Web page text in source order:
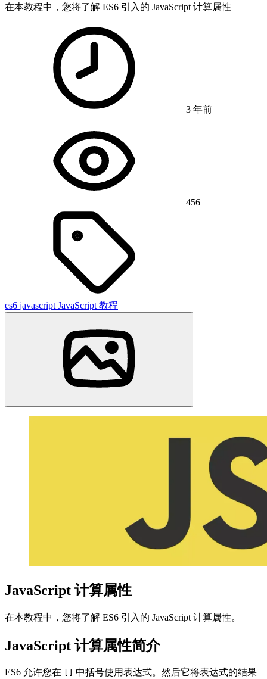
在本教程中，您将了解 ES6 引入的 JavaScript 计算属性
3 年前
456
es6 javascript JavaScript 教程
JavaScript 计算属性
在本教程中，您将了解 ES6 引入的 JavaScript 计算属性。
JavaScript 计算属性简介
ES6 允许您在
中括号使用表达式。然后它将表达式的结果